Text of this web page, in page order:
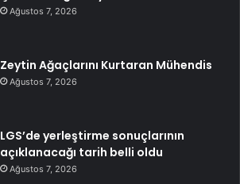
Ağustos 7, 2026
Zeytin Ağaçlarını Kurtaran Mühendis
Ağustos 7, 2026
LGS’de yerleştirme sonuçlarının
açıklanacağı tarih belli oldu
Ağustos 7, 2026